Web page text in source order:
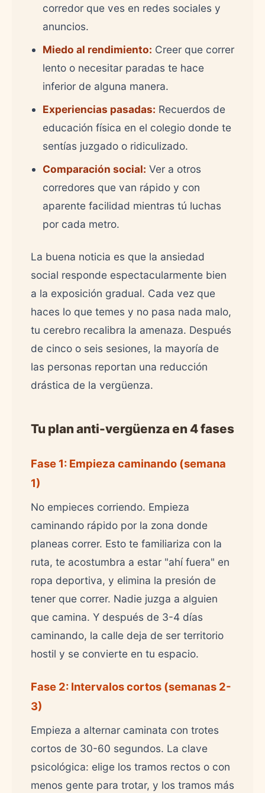
corredor que ves en redes sociales y
anuncios.
Miedo al rendimiento: Creer que correr
lento o necesitar paradas te hace
inferior de alguna manera.
Experiencias pasadas: Recuerdos de
educación física en el colegio donde te
sentías juzgado o ridiculizado.
Comparación social: Ver a otros
corredores que van rápido y con
aparente facilidad mientras tú luchas
por cada metro.
La buena noticia es que la ansiedad
social responde espectacularmente bien
a la exposición gradual. Cada vez que
haces lo que temes y no pasa nada malo,
tu cerebro recalibra la amenaza. Después
de cinco o seis sesiones, la mayoría de
las personas reportan una reducción
drástica de la vergüenza.
Tu plan anti-vergüenza en 4 fases
Fase 1: Empieza caminando (semana
1)
No empieces corriendo. Empieza
caminando rápido por la zona donde
planeas correr. Esto te familiariza con la
ruta, te acostumbra a estar "ahí fuera" en
ropa deportiva, y elimina la presión de
tener que correr. Nadie juzga a alguien
que camina. Y después de 3-4 días
caminando, la calle deja de ser territorio
hostil y se convierte en tu espacio.
Fase 2: Intervalos cortos (semanas 2-
3)
Empieza a alternar caminata con trotes
cortos de 30-60 segundos. La clave
psicológica: elige los tramos rectos o con
menos gente para trotar, y los tramos más